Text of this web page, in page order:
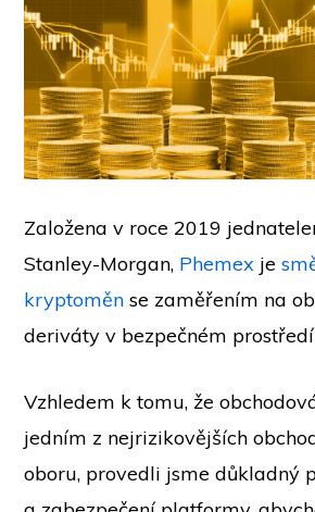
Založena v roce 2019
Stanley-Morgan, Phemex je
kryptoměn se zaměřením na
deriváty v bezpečném
Vzhledem k tomu, že
jedním z nejrizikovějších
oboru, provedli jsme důkladný